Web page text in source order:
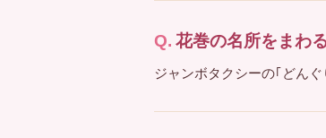
花巻の名所をまわ
ジャンボタクシーの｢どん